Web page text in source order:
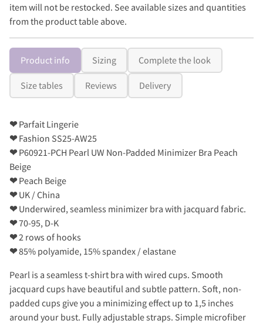
item will not be restocked. See available sizes and quantities
from the product table above.
Product info Sizing Complete the look
Size tables Reviews Delivery
❤Parfait Lingerie
❤Fashion SS25-AW25
❤P60921-PCH Pearl UW Non-Padded Minimizer Bra Peach
Beige
❤Peach Beige
❤UK / China
❤Underwired, seamless minimizer bra with jacquard fabric.
❤70-95, D-K
❤2 rows of hooks
❤85% polyamide, 15% spandex / elastane
Pearl is a seamless t-shirt bra with wired cups. Smooth
jacquard cups have beautiful and subtle pattern. Soft, non-
padded cups give you a minimizing effect up to 1,5 inches
around your bust. Fully adjustable straps. Simple microfiber